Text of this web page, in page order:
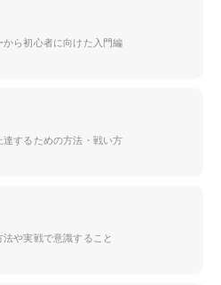
ら初心者に向けた入門編
するための方法・戦い方
や実戦で意識すること